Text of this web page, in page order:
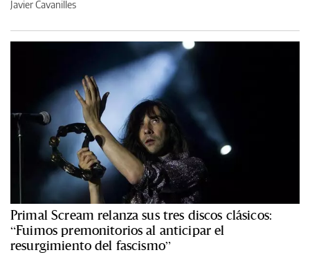
Javier Cavanilles
Primal Scream relanza sus tres discos clásicos:
“Fuimos premonitorios al anticipar el
resurgimiento del fascismo”